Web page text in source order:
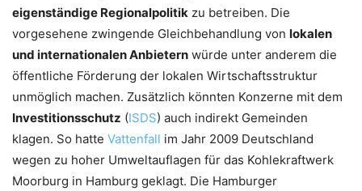
eigenständige Regionalpolitik zu betreiben. Die
vorgesehene zwingende Gleichbehandlung von lokalen
und internationalen Anbietern würde unter anderem die
öffentliche Förderung der lokalen Wirtschaftsstruktur
unmöglich machen. Zusätzlich könnten Konzerne mit dem
Investitionsschutz (ISDS) auch indirekt Gemeinden
klagen. So hatte Vattenfall im Jahr 2009 Deutschland
wegen zu hoher Umweltauflagen für das Kohlekraftwerk
Moorburg in Hamburg geklagt. Die Hamburger